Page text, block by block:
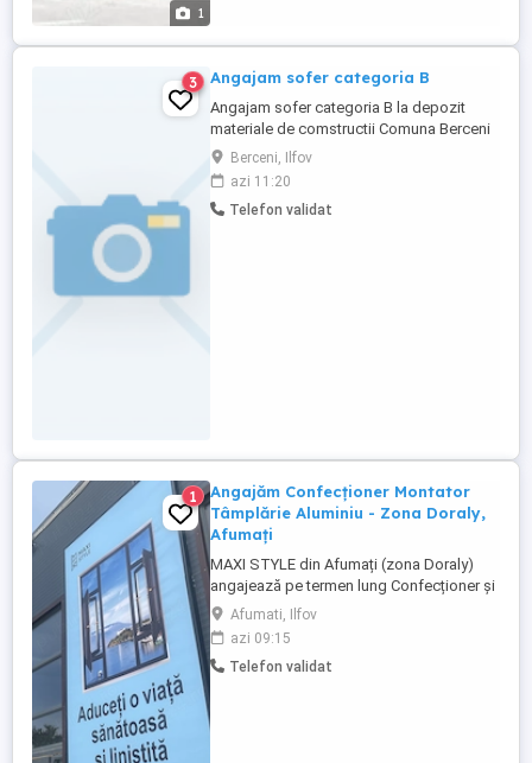
1
3 Angajam sofer categoria B
Angajam sofer categoria B la depozit
materiale de comstructii Comuna Berceni
IlfovBerceni, Ilfov
azi 11:20
Telefon validat
1
Angajăm Confecționer Montator
Tâmplărie Aluminiu - Zona Doraly,
Afumați
MAXI STYLE din Afumați (zona Doraly)
angajează pe termen lung Confecționer și
Montator Tâmplărie Aluminiu. Cerinte
Experiență în domeniu (confecționare în
atelier sau montaj pe șantier); Seriozitate,
punctualitate și dorință de muncă; Abilități
Afumati, Ilfov
azi 09:15
Telefon validat